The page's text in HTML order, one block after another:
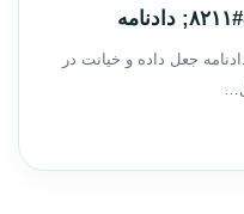
جعل داده و خیانت در